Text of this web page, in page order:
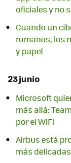
oficiales y no
Cuando un
rumanos, los
y papel
23 junio
Microsoft
más allá:
por el WiFi
Airbus está
más